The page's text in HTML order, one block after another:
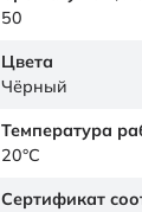
50
Цвета
Чёрный
Температура
20°C
Сертификат